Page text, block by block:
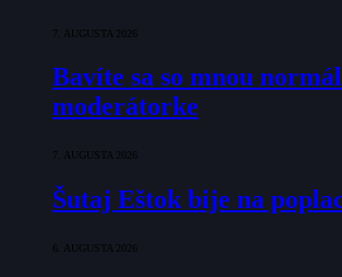
7. AUGUSTA 2026
Bavíte sa so mnou
moderátorke
7. AUGUSTA 2026
Šutaj Eštok bije na
6. AUGUSTA 2026